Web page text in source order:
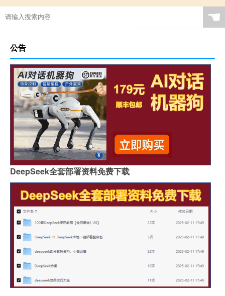
☚
公告
DeepSeek全套部署资料免费下载